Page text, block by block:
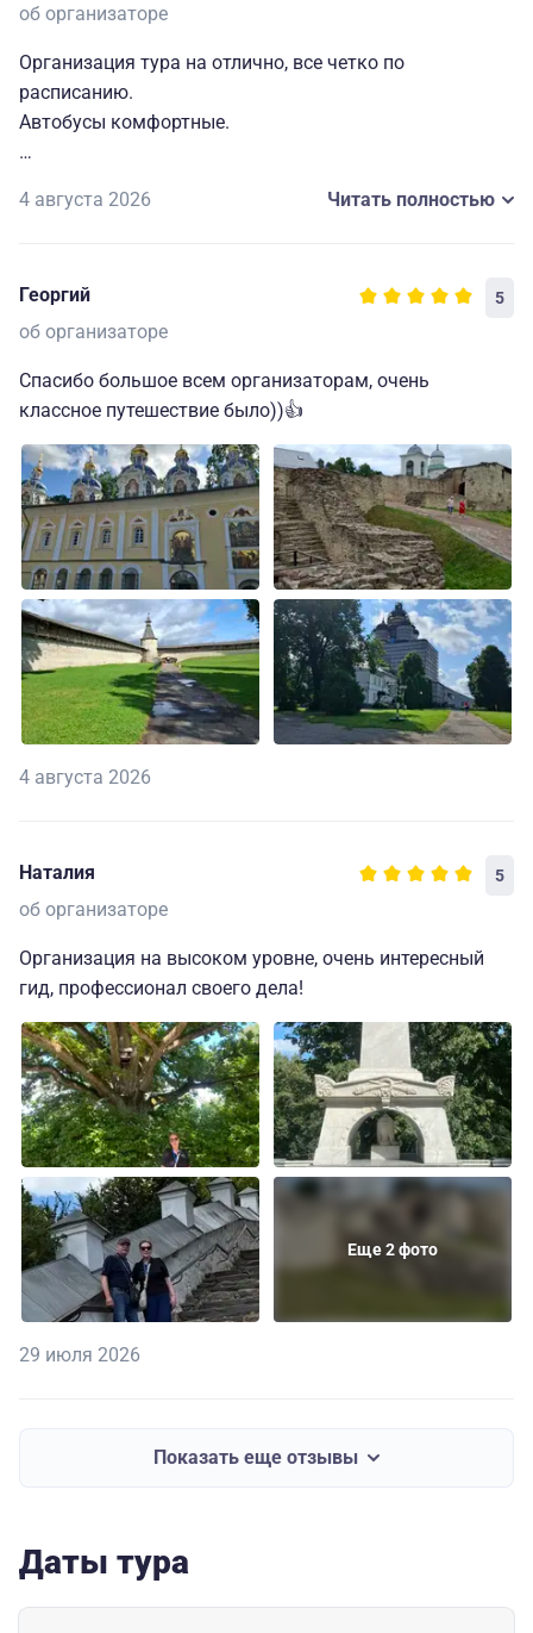
об организаторе
Организация тура на отлично, все четко по
расписанию.
Автобусы комфортные.
Светлана, настоящий профессионал своего дела.
Пушкинских гор ещё и погрузила нас в биографию и
творчество нашего великого поэта.
Хочется ещё раз вернуться на величественную и
героическую Псковскую землю!
Спасибо организаторам!
4 августа 2026 Читать полностью
Георгий 5
об организаторе
Спасибо большое всем организаторам, очень
классное путешествие было))👍
4 августа 2026
Наталия 5
об организаторе
Организация на высоком уровне, очень интересный
гид, профессионал своего дела!
Еще 2 фото
29 июля 2026
Показать еще отзывы
Даты тура